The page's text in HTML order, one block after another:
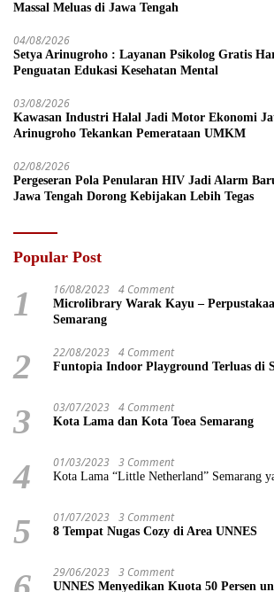
Massal Meluas di Jawa Tengah
04/08/2026
Setya Arinugroho : Layanan Psikolog Gratis
Penguatan Edukasi Kesehatan Mental
03/08/2026
Kawasan Industri Halal Jadi Motor Ekonomi
Arinugroho Tekankan Pemerataan UMKM
02/08/2026
Pergeseran Pola Penularan HIV Jadi Alarm
Jawa Tengah Dorong Kebijakan Lebih Tegas
Popular Post
1 16/08/2023 4 Comment
Microlibrary Warak Kayu –
Semarang
2 22/08/2023 4 Comment
Funtopia Indoor Playground Terluas di
3 03/07/2023 4 Comment
Kota Lama dan Kota Toea Semarang
4 01/03/2023 3 Comment
Kota Lama “Little Netherland” Semarang
5 01/07/2023 3 Comment
8 Tempat Nugas Cozy di Area UNNES
29/06/2023 3 Comment
UNNES Menyedikan Kuota 50 Persen